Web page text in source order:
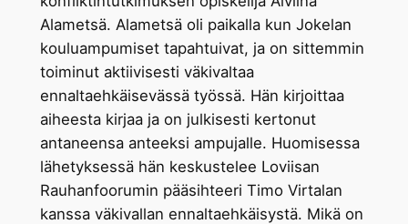
Alametsä. Alametsä oli paikalla kun Jokelan
kouluampumiset tapahtuivat, ja on sittemmin
toiminut aktiivisesti väkivaltaa
ennaltaehkäisevässä työssä. Hän kirjoittaa
aiheesta kirjaa ja on julkisesti kertonut
antaneensa anteeksi ampujalle. Huomisessa
lähetyksessä hän keskustelee Loviisan
Rauhanfoorumin pääsihteeri Timo Virtalan
kanssa väkivallan ennaltaehkäisystä. Mikä on